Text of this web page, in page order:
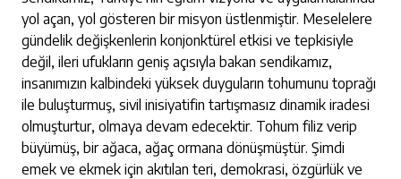
yol açan, yol gösteren bir misyon üstlenmiştir. Meselelere
gündelik değişkenlerin konjonktürel etkisi ve tepkisiyle
değil, ileri ufukların geniş açısıyla bakan sendikamız,
insanımızın kalbindeki yüksek duyguların tohumunu toprağı
ile buluşturmuş, sivil inisiyatifin tartışmasız dinamik iradesi
olmuşturtur, olmaya devam edecektir. Tohum filiz verip
büyümüş, bir ağaca, ağaç ormana dönüşmüştür. Şimdi
emek ve ekmek için akıtılan teri, demokrasi, özgürlük ve